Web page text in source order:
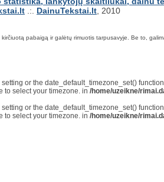
.:. DainuTekstai.lt , 2010
pabaigą ir galėtų rimuotis tarpusavyje. Be to,
or the date_default_timezone_set()
to select your timezone. in /home/uzeikne/
or the date_default_timezone_set()
to select your timezone. in /home/uzeikne/